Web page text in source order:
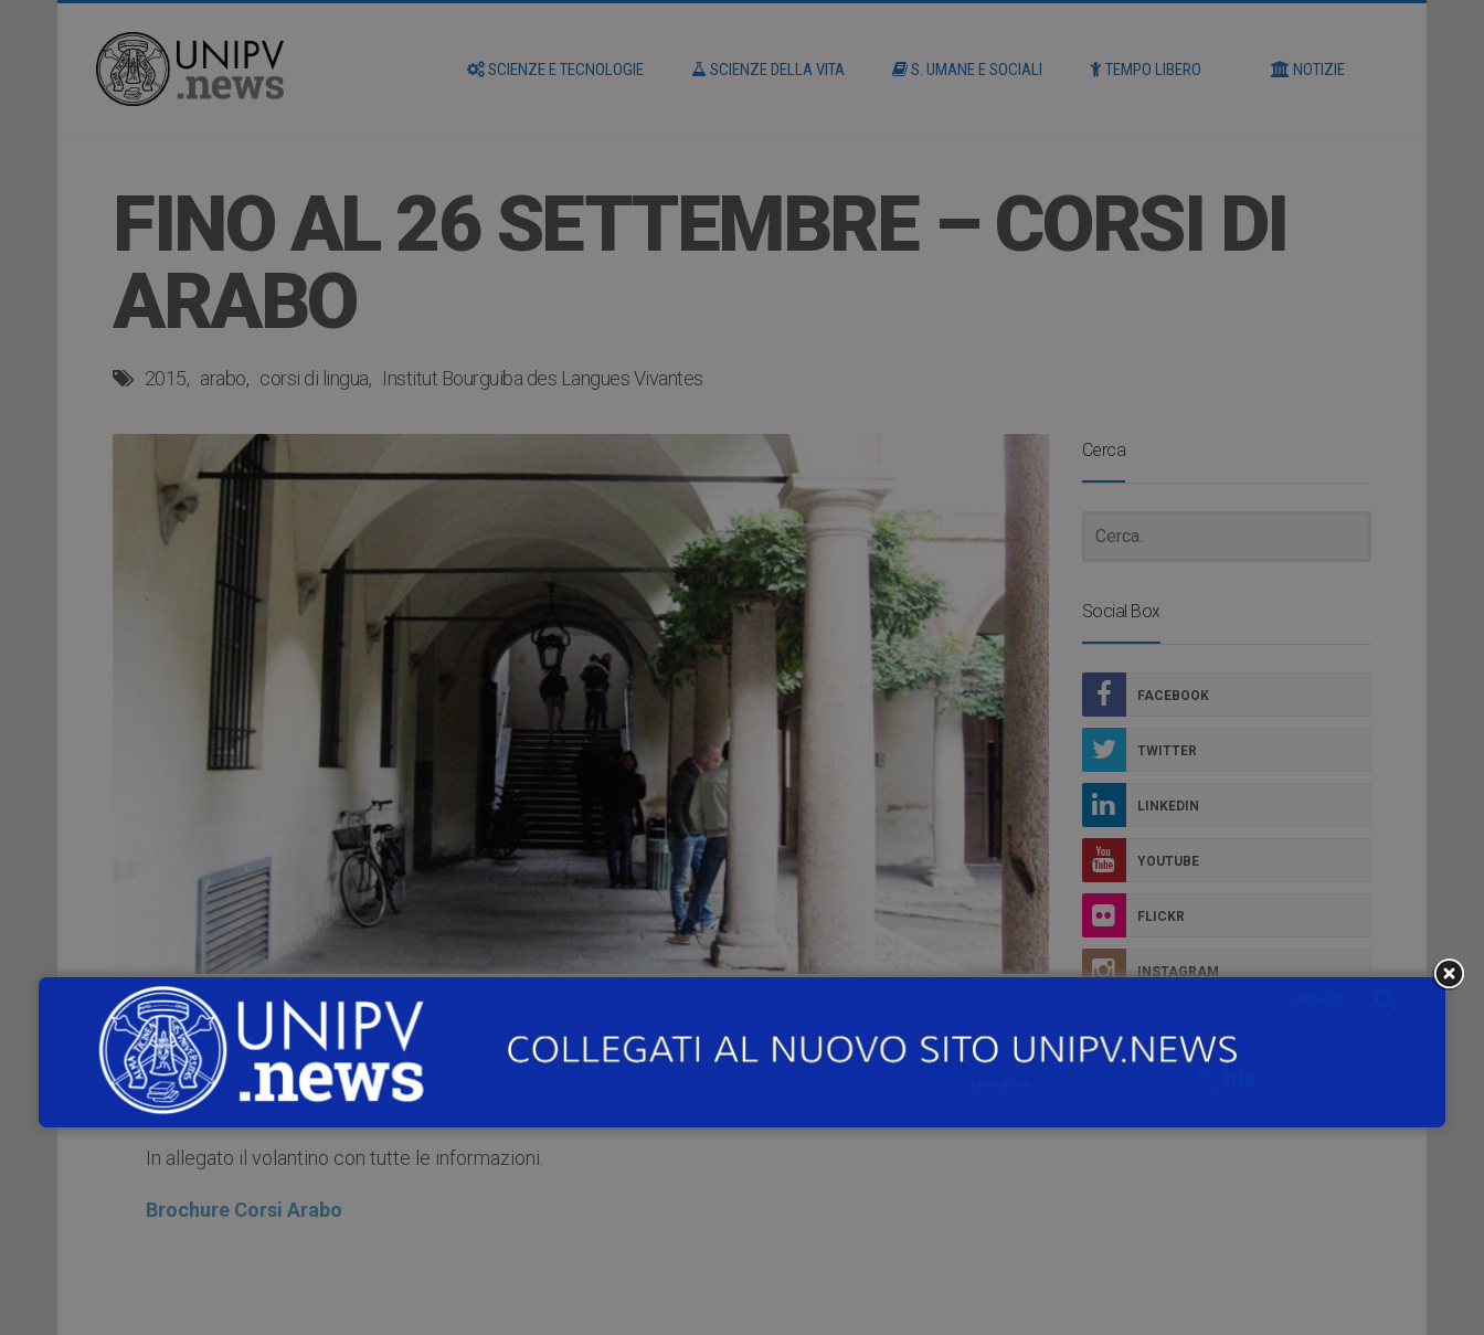
SCIENZE E TECNOLOGIE SCIENZE DELLA VITA S. UMANE E SOCIALI TEMPO LIBERO NOTIZIE
FINO AL 26 SETTEMBRE – CORSI DI
ARABO
2015 arabo corsi di lingua Institut Bourguiba des Langues Vivantes
All’interno della convenzione quadro tra l’Università di Pavia e l’Università di Tunisi El Manar, il Centro
Studi per i Popoli Extra-europei organizza in collaborazione con l’Institut Bourguiba des Langues
Vivantes di Tunisi, unaseconda sessione di corsi di arabo intensivi
tunisini con il metodo Institut Bourguiba, a Pavia dal 14 al 26 settembre 2015.
In allegato il volantino con tutte le informazioni.
Brochure Corsi Arabo
Cerca
Social Box
FACEBOOK
TWITTER
LINKEDIN
YOUTUBE
FLICKR
INSTAGRAM